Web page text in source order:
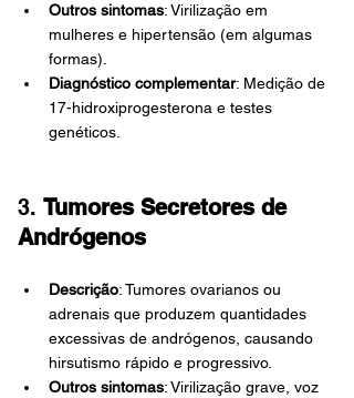
Outros sintomas: Virilização em
mulheres e hipertensão (em algumas
formas).
Diagnóstico complementar: Medição de
17-hidroxiprogesterona e testes
genéticos.
3. Tumores Secretores de
Andrógenos
Descrição: Tumores ovarianos ou
adrenais que produzem quantidades
excessivas de andrógenos, causando
hirsutismo rápido e progressivo.
Outros sintomas: Virilização grave, voz